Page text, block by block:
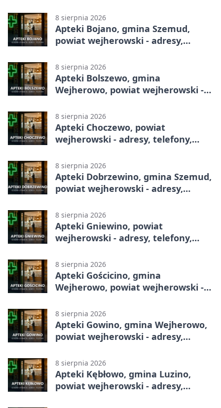
8 sierpnia 2026
Apteki Bojano, gmina Szemud,
powiat wejherowski - adresy,
8 sierpnia 2026
Apteki Bolszewo, gmina
Wejherowo, powiat wejherowski -
8 sierpnia 2026
Apteki Choczewo, powiat
wejherowski - adresy, telefony,
8 sierpnia 2026
Apteki Dobrzewino, gmina Szemud,
powiat wejherowski - adresy,
8 sierpnia 2026
Apteki Gniewino, powiat
wejherowski - adresy, telefony,
8 sierpnia 2026
Apteki Gościcino, gmina
Wejherowo, powiat wejherowski -
8 sierpnia 2026
Apteki Gowino, gmina Wejherowo,
powiat wejherowski - adresy,
8 sierpnia 2026
Apteki Kębłowo, gmina Luzino,
powiat wejherowski - adresy,